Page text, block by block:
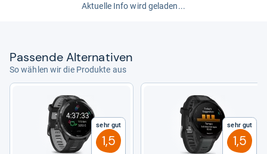
Aktuelle Info wird geladen...
Pas­sende Alter­na­ti­ven
So wählen wir die Produkte aus
Sehr gut
1,5
Sehr gut
1,5